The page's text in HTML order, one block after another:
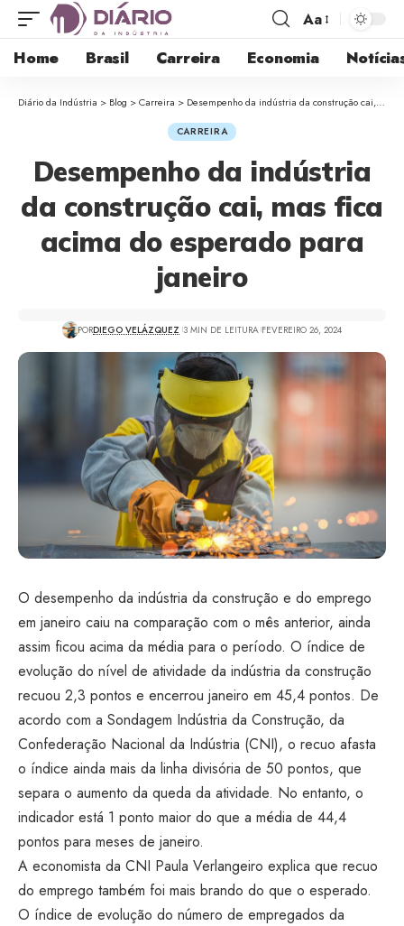
Aa
Home Brasil Carreira Economia
Diário da Indústria > Blog >Carreira > Desempenho da indústria da construção cai, mas fica acima do esperado para janeiro
CARREIRA
Desempenho da indústria
da construção cai, mas fica
acima do esperado para
janeiro
PORDIEGO VELÁZQUEZ 3 MIN DE LEITURA FEVEREIRO 26, 2024
O desempenho da indústria da construção e do emprego
em janeiro caiu na comparação com o mês anterior, ainda
assim ficou acima da média para o período. O índice de
evolução do nível de atividade da indústria da construção
recuou 2,3 pontos e encerrou janeiro em 45,4 pontos. De
acordo com a Sondagem Indústria da Construção, da
Confederação Nacional da Indústria (CNI), o recuo afasta
o índice ainda mais da linha divisória de 50 pontos, que
separa o aumento da queda da atividade. No entanto, o
indicador está 1 ponto maior do que a média de 44,4
pontos para meses de janeiro.
A economista da CNI Paula Verlangeiro explica que recuo
do emprego também foi mais brando do que o esperado.
O índice de evolução do número de empregados da